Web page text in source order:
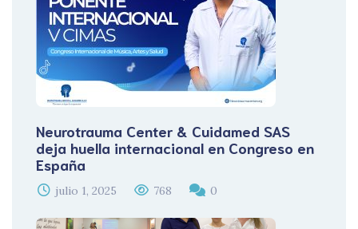
Neurotrauma Center & Cuidamed SAS
deja huella internacional en Congreso en
España
julio 1, 2025 768 0